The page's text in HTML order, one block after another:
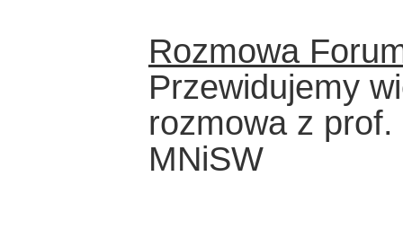
Rozmowa
Przewidujemy
rozmowa z
MNiSW